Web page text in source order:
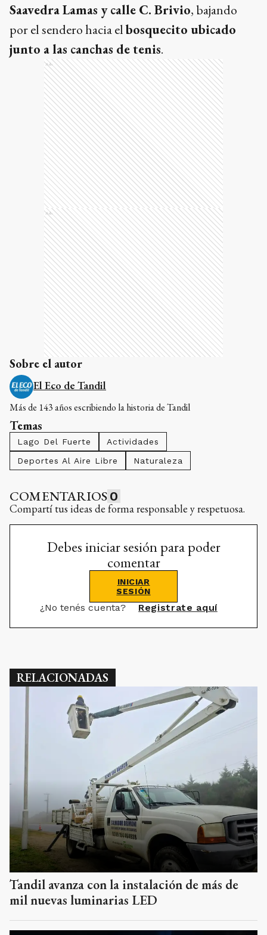
Saavedra Lamas y calle C. Brivio, bajando
por el sendero hacia elbosquecito ubicado
junto a las canchas de tenis.
Ads
Ads
Sobre el autor
El Eco de Tandil
Más de 143 años escribiendo la historia de Tandil
Temas
Lago Del Fuerte
Actividades
Deportes Al Aire Libre
Naturaleza
COMENTARIOS 0
Compartí tus ideas de forma responsable y respetuosa.
Debes iniciar sesión para poder
comentar
INICIAR
SESIÓN
¿No tenés cuenta? Registrate aquí
RELACIONADAS
Tandil avanza con la instalación de más de
mil nuevas luminarias LED